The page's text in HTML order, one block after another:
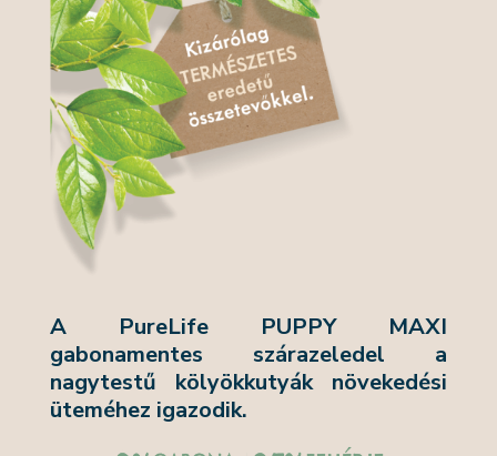
A PureLife PUPPY MAXI
gabonamentes szárazeledel a
nagytestű kölyökkutyák növekedési
üteméhez igazodik.